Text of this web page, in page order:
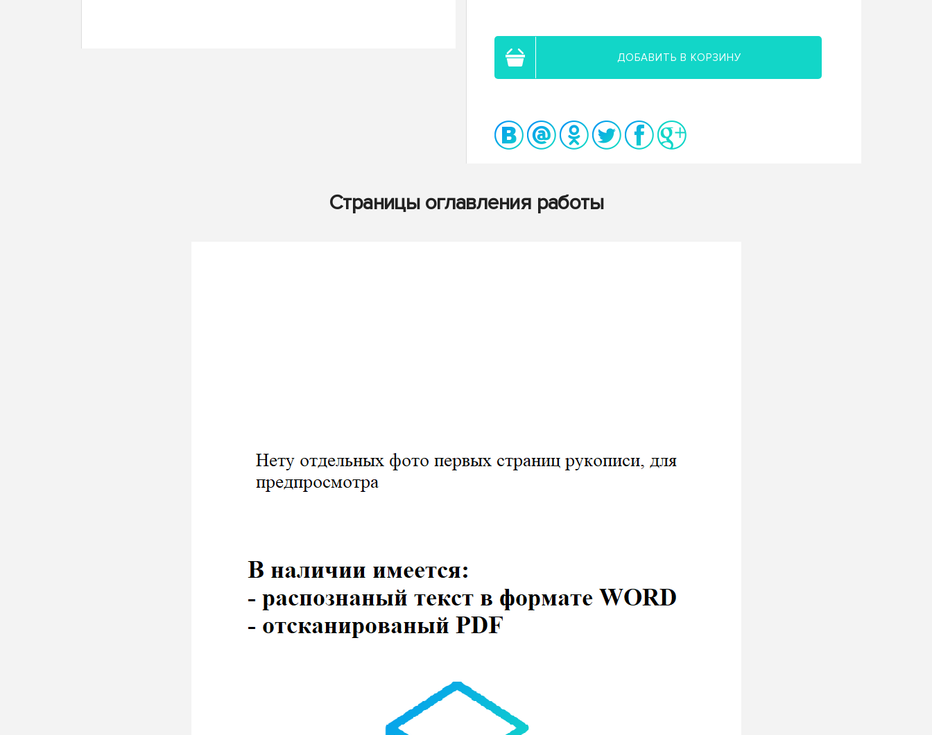
ДОБАВИТЬ В КОРЗИНУ
Страницы оглавления работы